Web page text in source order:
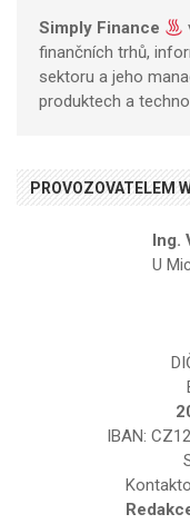
Simply Finance
finančních trhů,
sektoru a jeho
produktech a
PROVOZOVATELEM
Ing.
U
IBAN: